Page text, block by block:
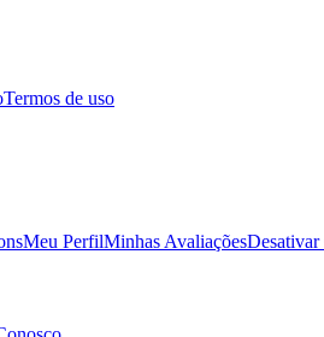
Termos de uso
Meu PerfilMinhas AvaliaçõesDesativar